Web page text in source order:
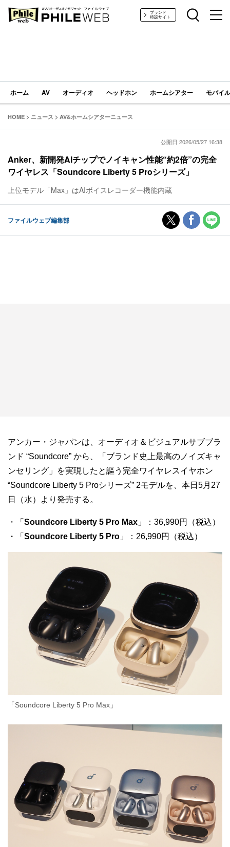
PHILE WEB｜AV/オーディオ/ガジェットブランド
特設サイト
ホーム AV オーディオ ヘッドホン ホームシアター モバイ
HOME > ニュース > AV&ホームシアターニュース
公開日 2026/05/27 16:38
Anker、新開発AIチップでノイキャン性能“約2倍”の完全
ワイヤレス「Soundcore Liberty 5 Proシリーズ」
上位モデル「Max」はAIボイスレコーダー機能内蔵
ファイルウェブ編集部
アンカー・ジャパンは、オーディオ＆ビジュアルサブブラ
ンド “Soundcore” から、「ブランド史上最高のノイズキャ
ンセリング」を実現したと謳う完全ワイヤレスイヤホン
“Soundcore Liberty 5 Proシリーズ” 2モデルを、本日5月27
日（水）より発売する。
・「 Soundcore Liberty 5 Pro Max 」：36,990円（税込）
・「 Soundcore Liberty 5 Pro 」：26,990円（税込）
「Soundcore Liberty 5 Pro Max」